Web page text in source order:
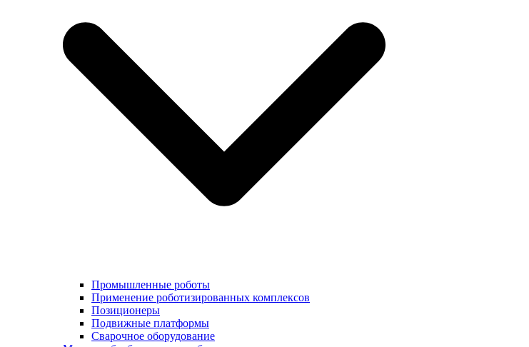
Промышленные роботы
Применение роботизированных комплексов
Позиционеры
Подвижные платформы
Сварочное оборудование